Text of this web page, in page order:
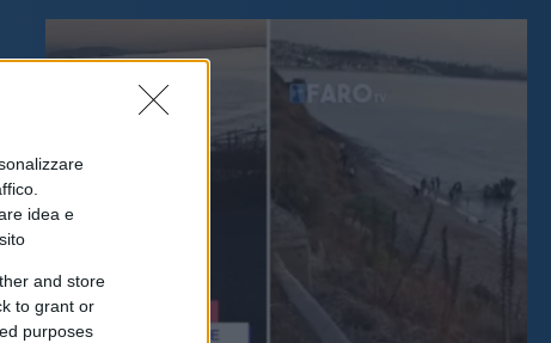
idea e
and store
to grant or
purposes